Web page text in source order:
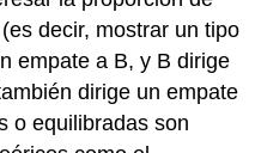
decir, mostrar un tipo
empate a B, y B dirige
dirige un empate
o equilibradas son